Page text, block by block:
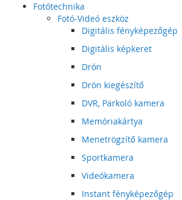
Fotótechnika
Fotó-Videó eszköz
Digitális fényképezőgép
Digitális képkeret
Drón
Drón kiegészítő
DVR, Parkoló kamera
Memóriakártya
Menetrögzítő kamera
Sportkamera
Videókamera
Instant fényképezőgép